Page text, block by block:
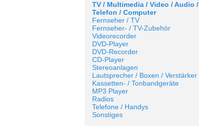
TV / Multimedia / Video / Audio /
Telefon / Computer
Fernseher / TV
Fernseher- / TV-Zubehör
Videorecorder
DVD-Player
DVD-Recorder
CD-Player
Stereoanlagen
Lautsprecher / Boxen / Verstärker
Kassetten- / Tonbandgeräte
MP3 Player
Radios
Telefone / Handys
Sonstiges